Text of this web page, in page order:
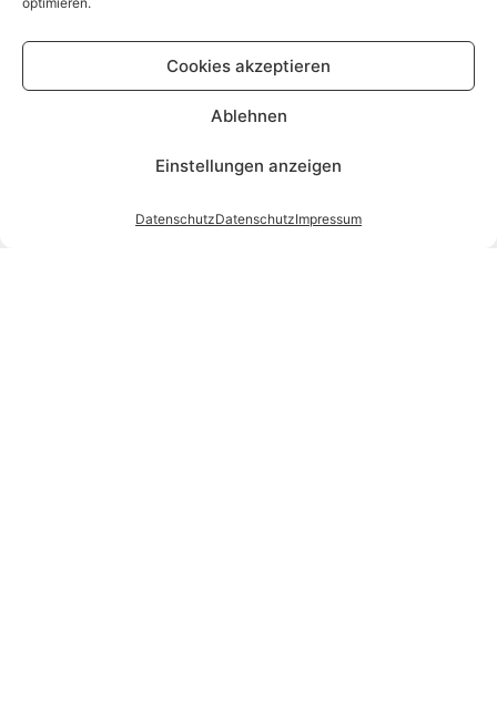
Cookies akzeptieren
Ablehnen
Einstellungen anzeigen
DatenschutzDatenschutzImpressum